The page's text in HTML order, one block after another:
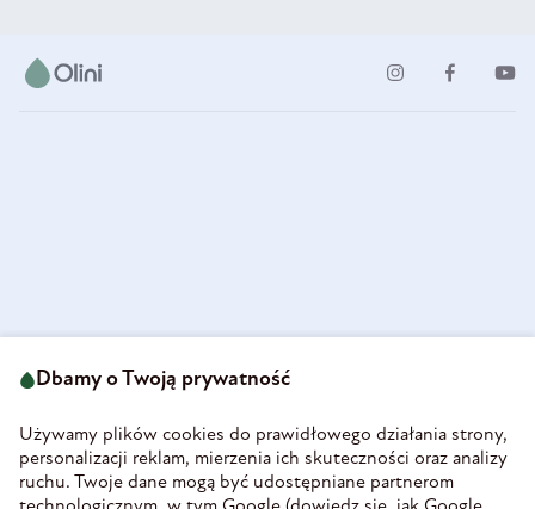
58-160 Świebodzice
REGON 890213034
INFORMACJE
Dbamy o Twoją prywatność
Używamy plików cookies do prawidłowego działania strony,
personalizacji reklam, mierzenia ich skuteczności oraz analizy
ruchu. Twoje dane mogą być udostępniane partnerom